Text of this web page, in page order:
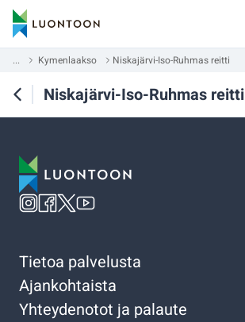
... Kymenlaakso Niskajärvi-Iso-Ruhmas reitti
Niskajärvi-Iso-Ruhmas reitti
Tietoa palvelusta
Ajankohtaista
Yhteydenotot ja palaute